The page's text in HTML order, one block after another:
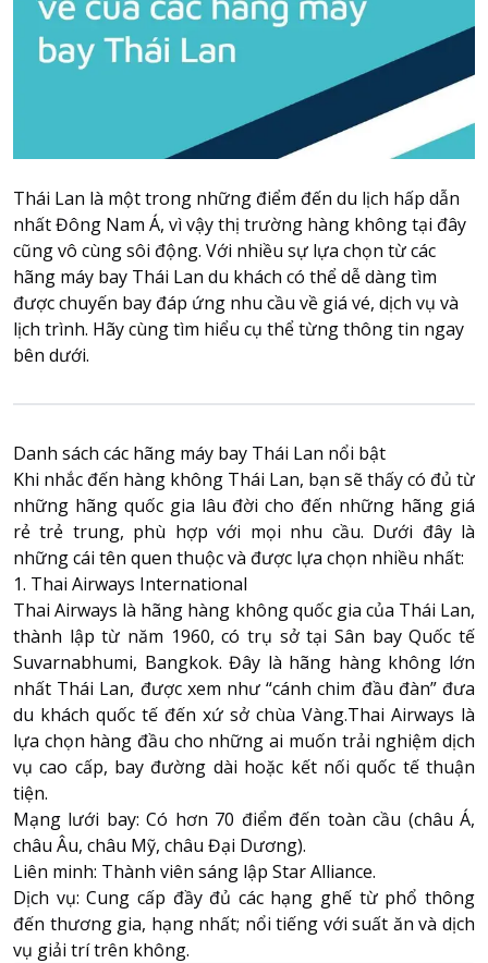
Travel SIM
Vietnam travel SIM
International Tours
Yacht
For you
Register as a collaborator
Payment instructions
Terms of Use
Privacy Policy
About HappyBook
About us
News
Contact us
Thái Lan là một trong những điểm đến du lịch hấp dẫn
nhất Đông Nam Á, vì vậy thị trường hàng không tại đây
cũng vô cùng sôi động. Với nhiều sự lựa chọn từ các
hãng máy bay Thái Lan du khách có thể dễ dàng tìm
được chuyến bay đáp ứng nhu cầu về giá vé, dịch vụ và
lịch trình. Hãy cùng tìm hiểu cụ thể từng thông tin ngay
bên dưới.
Danh sách các hãng máy bay Thái Lan nổi bật
Khi nhắc đến hàng không Thái Lan, bạn sẽ thấy có đủ từ
những hãng quốc gia lâu đời cho đến những hãng giá
rẻ trẻ trung, phù hợp với mọi nhu cầu. Dưới đây là
những cái tên quen thuộc và được lựa chọn nhiều nhất:
1. Thai Airways International
Thai Airways là hãng hàng không quốc gia của Thái Lan,
thành lập từ năm 1960, có trụ sở tại Sân bay Quốc tế
Suvarnabhumi, Bangkok. Đây là hãng hàng không lớn
nhất Thái Lan, được xem như “cánh chim đầu đàn” đưa
du khách quốc tế đến xứ sở chùa Vàng.Thai Airways là
lựa chọn hàng đầu cho những ai muốn trải nghiệm dịch
vụ cao cấp, bay đường dài hoặc kết nối quốc tế thuận
tiện.
Mạng lưới bay: Có hơn 70 điểm đến toàn cầu (châu Á,
châu Âu, châu Mỹ, châu Đại Dương).
Liên minh: Thành viên sáng lập Star Alliance.
Dịch vụ: Cung cấp đầy đủ các hạng ghế từ phổ thông
đến thương gia, hạng nhất; nổi tiếng với suất ăn và dịch
vụ giải trí trên không.